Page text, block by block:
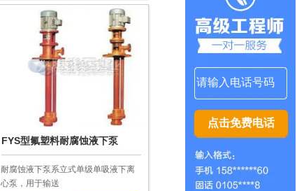
FYS型氟塑料耐腐蚀液下泵
耐腐蚀液下泵系立式单级单吸液下离
心泵，用于输送